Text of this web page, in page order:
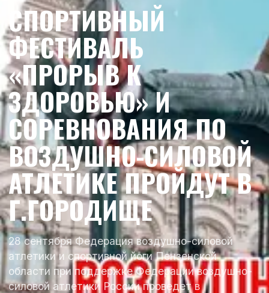
СПОРТИВНЫЙ
ФЕСТИВАЛЬ
«ПРОРЫВ К
ЗДОРОВЬЮ» И
СОРЕВНОВАНИЯ ПО
ВОЗДУШНО-СИЛОВОЙ
АТЛЕТИКЕ ПРОЙДУТ В
Г.ГОРОДИЩЕ
28 сентября Федерация воздушно-силовой
атлетики и спортивной йоги Пензенской
области при поддержке Федерации воздушно-
силовой атлетики России проведет в